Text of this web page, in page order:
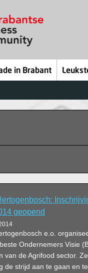
in Brabant
geopend
e.o.
Ondernemers Visie
van de Agrifood sector.
de strijd aan te gaan en